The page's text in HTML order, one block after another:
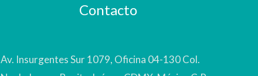
Contacto
Av. Insurgentes Sur 1079, Oficina 04-130 Col.